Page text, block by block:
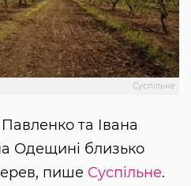
Суспільне
та Івана
Одещині близько
пише Суспільне.